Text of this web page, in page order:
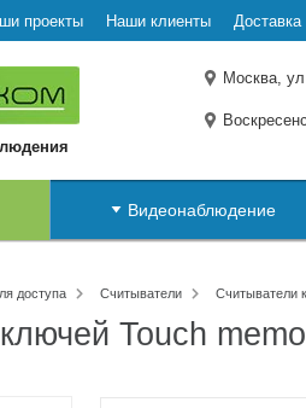
проекты Наши клиенты Доставка
Москва,
Видеонаблюдение
доступа Считыватели Считыватели
Touch